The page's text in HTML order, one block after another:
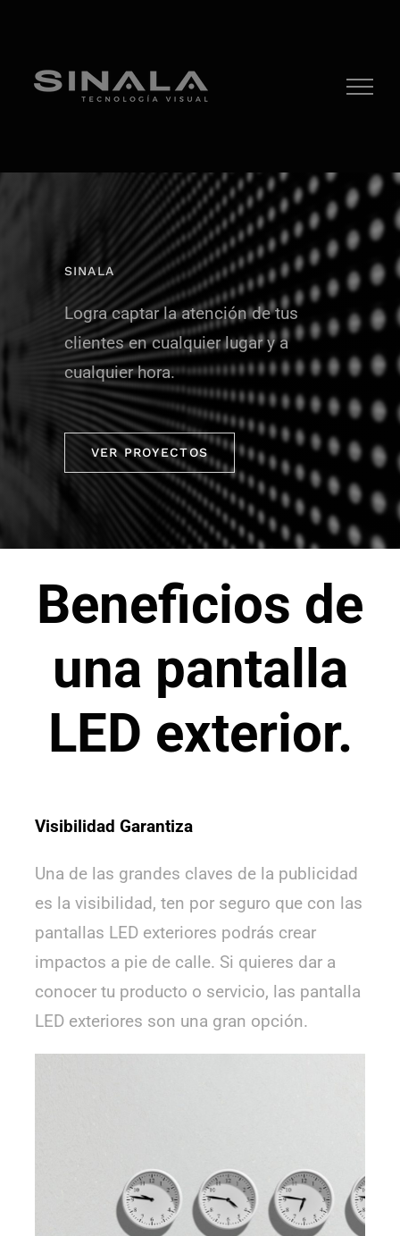
contenido
SINALA
Logra captar la atención de tus
clientes en cualquier lugar y a
cualquier hora.
VER PROYECTOS
Beneficios de
una pantalla
LED exterior.
Visibilidad Garantiza
Una de las grandes claves de la publicidad
es la visibilidad, ten por seguro que con las
pantallas LED exteriores podrás crear
impactos a pie de calle. Si quieres dar a
conocer tu producto o servicio, las pantalla
LED exteriores son una gran opción.